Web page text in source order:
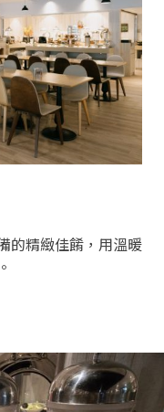
的精緻佳餚，用溫暖